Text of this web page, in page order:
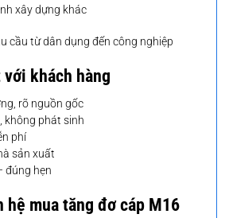
xây dựng khác
cầu từ dân dụng đến công nghiệp
khách hàng
rõ nguồn gốc
không phát sinh
phí
sản xuất
đúng hẹn
hệ muatăng đơ cáp M16